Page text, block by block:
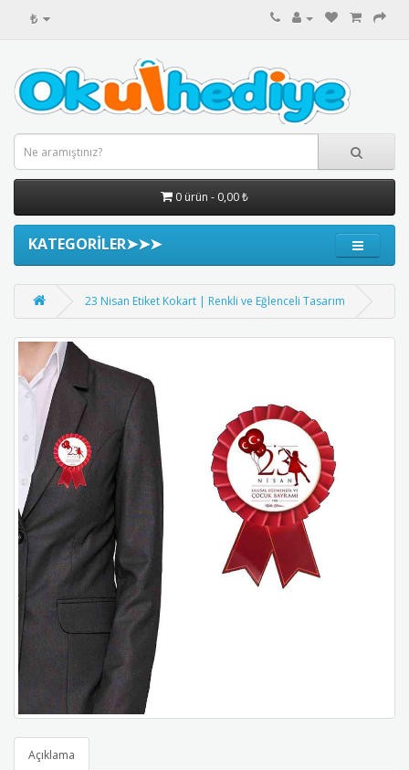
₺
0 ürün - 0,00 ₺
KATEGORİLER➤➤➤
23 Nisan Etiket Kokart | Renkli ve Eğlenceli Tasarım
Açıklama